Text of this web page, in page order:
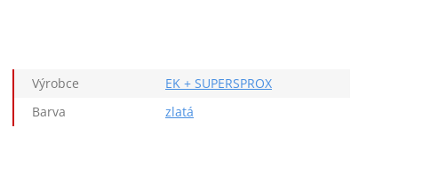
Výrobce
EK + SUPERSPROX
Barva
zlatá